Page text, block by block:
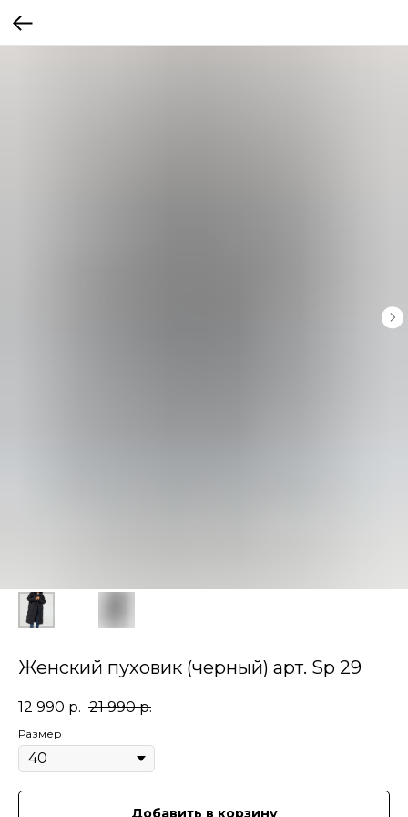
Женский пуховик (черный) арт. Sp 29
12 990 р. 21 990 р.
Размер
Добавить в корзину